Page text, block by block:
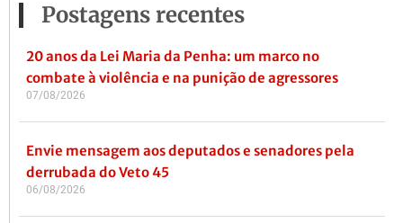
Postagens recentes
20 anos da Lei Maria da Penha: um marco no
combate à violência e na punição de agressores
07/08/2026
Envie mensagem aos deputados e senadores pela
derrubada do Veto 45
06/08/2026